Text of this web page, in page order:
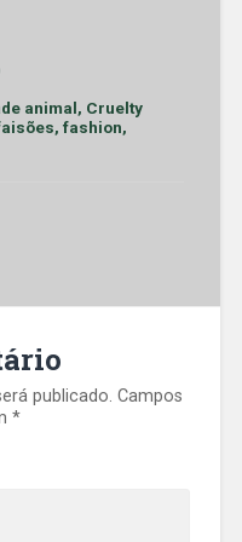
animal, Cruelty
, fashion,
publicado. Campos
*